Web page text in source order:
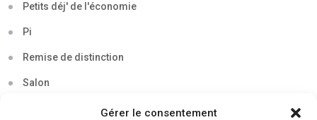
Gérer le consentement
Petits déj' de l'économie
Pi
Remise de distinction
Salon